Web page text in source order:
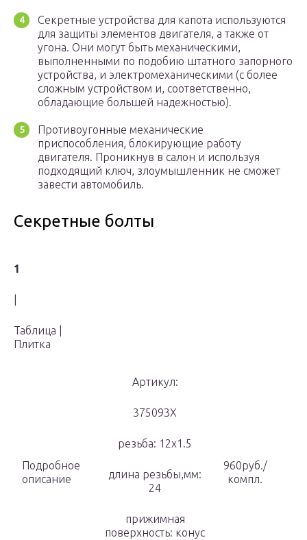
Секретные устройства для капота используются
для защиты элементов двигателя, а также от
угона. Они могут быть механическими,
выполненными по подобию штатного запорного
устройства, и электромеханическими (с более
сложным устройством и, соответственно,
обладающие большей надежностью).
Противоугонные механические
приспособления, блокирующие работу
двигателя. Проникнув в салон и используя
подходящий ключ, злоумышленник не сможет
завести автомобиль.
Секретные болты
1
Таблица |
Плитка
Подробное
описание
Артикул:
375093X
резьба: 12х1.5
длина резьбы,мм:
24
прижимная
поверхность: конус
960руб./
компл.